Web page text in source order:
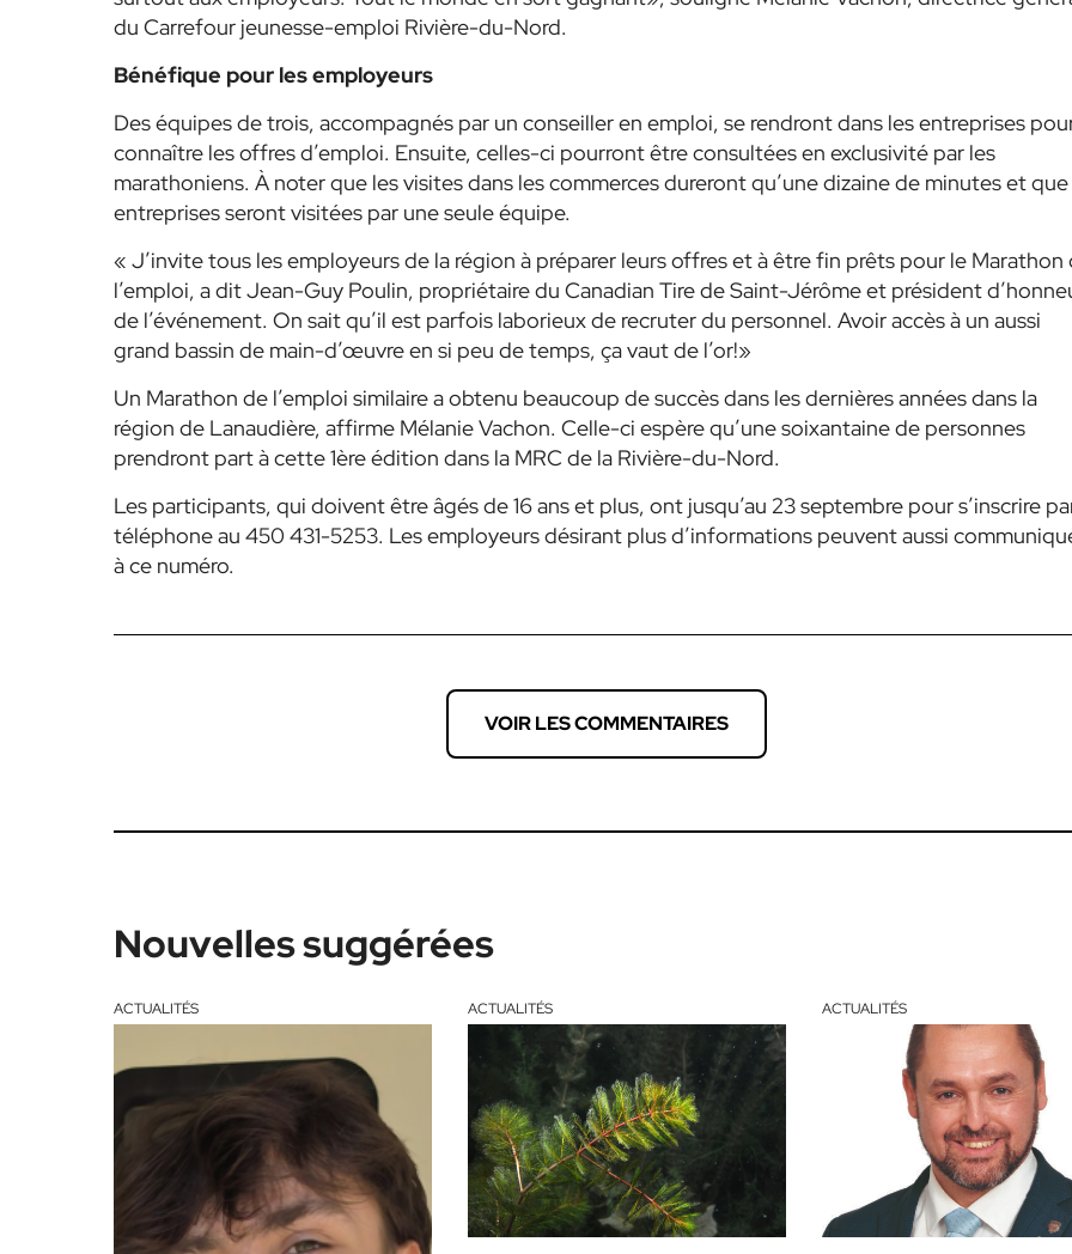
du Carrefour jeunesse-emploi Rivière-du-Nord.
Bénéfique pour les employeurs
Des équipes de trois, accompagnés par un conseiller en emploi, se rendront dans les entreprises
connaître les offres d’emploi. Ensuite, celles-ci pourront être consultées en exclusivité par les
marathoniens. À noter que les visites dans les commerces dureront qu’une dizaine de minutes et que
entreprises seront visitées par une seule équipe.
« J’invite tous les employeurs de la région à préparer leurs offres et à être fin prêts pour le Marathon
l’emploi, a dit Jean-Guy Poulin, propriétaire du Canadian Tire de Saint-Jérôme et président
de l’événement. On sait qu’il est parfois laborieux de recruter du personnel. Avoir accès à un aussi
grand bassin de main-d’œuvre en si peu de temps, ça vaut de l’or!»
Un Marathon de l’emploi similaire a obtenu beaucoup de succès dans les dernières années dans la
région de Lanaudière, affirme Mélanie Vachon. Celle-ci espère qu’une soixantaine de personnes
prendront part à cette 1ère édition dans la MRC de la Rivière-du-Nord.
Les participants, qui doivent être âgés de 16 ans et plus, ont jusqu’au 23 septembre pour s’inscrire
téléphone au 450 431-5253. Les employeurs désirant plus d’informations peuvent aussi
à ce numéro.
VOIR LES COMMENTAIRES
Nouvelles suggérées
ACTUALITÉS ACTUALITÉS ACTUALITÉS